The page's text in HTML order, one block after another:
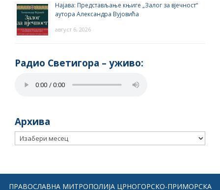
Најава: Представљање књиге „Залог за вјечност“
аутора Александра Вујовића
август 6, 2026
Радио Светигора – yживо:
Архива
Архива
ПРАВОСЛАВНА МИТРОПОЛИЈА ЦРНОГОРСКО-ПРИМОРСКА